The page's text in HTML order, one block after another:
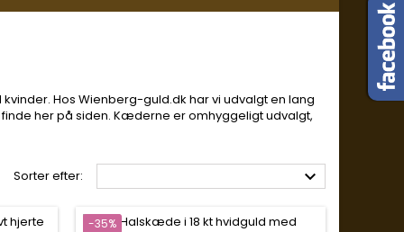
Hos Wienberg-guld.dk har vi udvalgt en lang
her på siden. Kæderne er omhyggeligt udvalgt,
Sorter efter: 
-35%